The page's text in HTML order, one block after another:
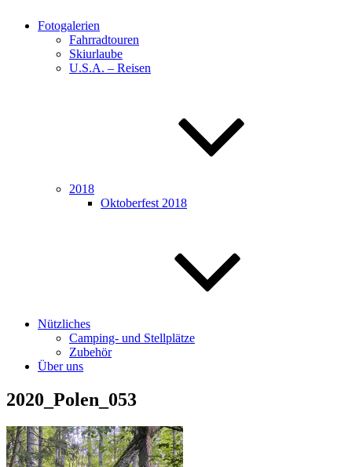
Fotogalerien
Fahrradtouren
Skiurlaube
U.S.A. – Reisen
2018
Oktoberfest 2018
Nützliches
Camping- und Stellplätze
Zubehör
Über uns
2020_Polen_053